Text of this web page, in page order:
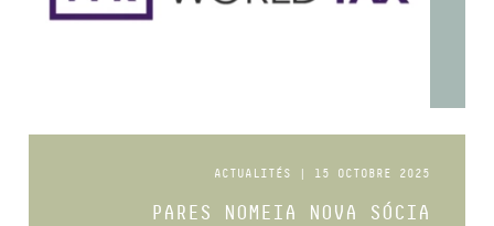
ACTUALITÉS | 15 OCTOBRE 2025
PARES NOMEIA NOVA SÓCIA